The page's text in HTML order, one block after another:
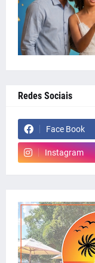
Redes Sociais
Face Book
Instagram